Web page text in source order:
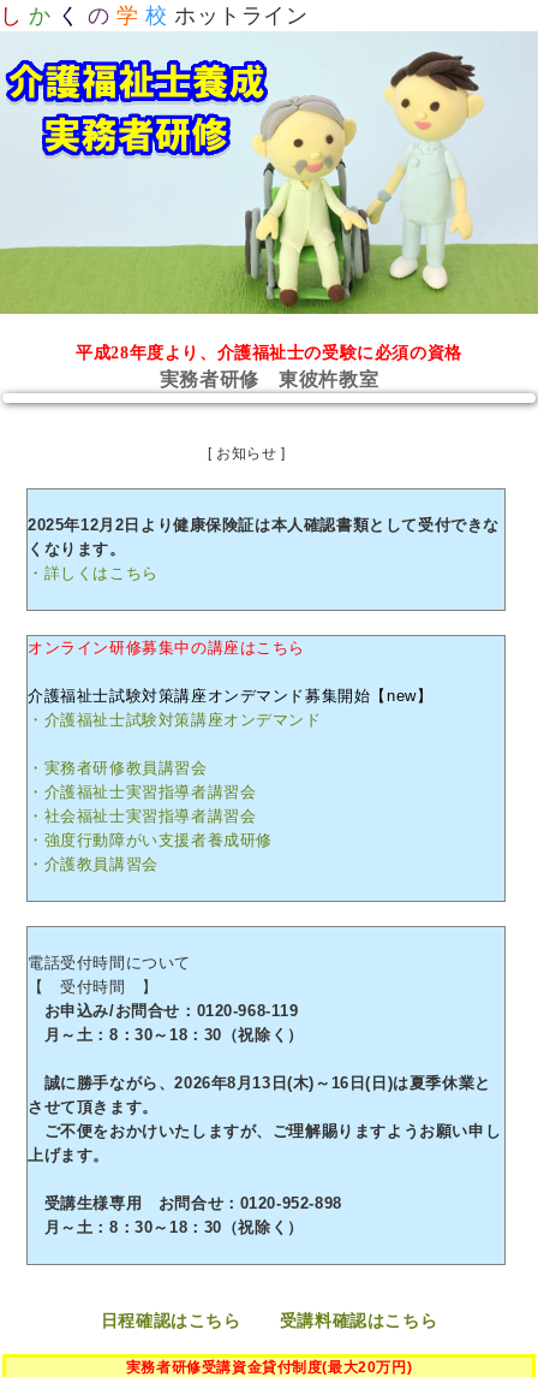
し か く の 学 校 ホットライン
平成28年度より、介護福祉士の受験に必須の資格
実務者研修 東彼杵教室
[ お知らせ ]
2025年12月2日より健康保険証は本人確認書類として受付できな
くなります。
・詳しくはこちら
オンライン研修募集中の講座はこちら
介護福祉士試験対策講座オンデマンド募集開始【new】
・介護福祉士試験対策講座オンデマンド
・実務者研修教員講習会
・介護福祉士実習指導者講習会
・社会福祉士実習指導者講習会
・強度行動障がい支援者養成研修
・介護教員講習会
電話受付時間について
【 受付時間 】
お申込み/お問合せ：0120-968-119
月～土：8：30～18：30（祝除く）
誠に勝手ながら、2026年8月13日(木)～16日(日)は夏季休業と
させて頂きます。
ご不便をおかけいたしますが、ご理解賜りますようお願い申し
上げます。
受講生様専用 お問合せ：0120-952-898
月～土：8：30～18：30（祝除く）
日程確認はこちら 受講料確認はこちら
実務者研修受講資金貸付制度(最大20万円)